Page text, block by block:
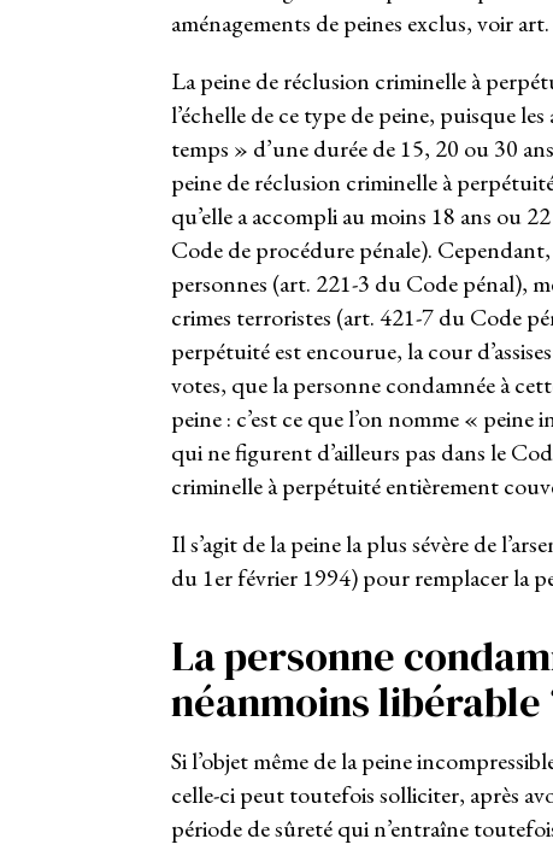
aménagements de peines exclus, voir
La peine de réclusion criminelle à
l’échelle de ce type de peine, puisque
temps » d’une durée de 15, 20 ou 30
peine de réclusion criminelle à
qu’elle a accompli au moins 18 ans ou
Code de procédure pénale).
personnes (art. 221-3 du Code pénal),
crimes terroristes (art. 421-7 du Code
perpétuité est encourue, la cour
votes, que la personne condamnée à
peine : c’est ce que l’on nomme «
qui ne figurent d’ailleurs pas dans le
criminelle à perpétuité entièrement
Il s’agit de la peine la plus sévère de
du 1erfévrier 1994) pour remplacer la
La personne
néanmoins libérable
Si l’objet même de la peine
celle-ci peut toutefois solliciter, après
période de sûreté qui n’entraîne